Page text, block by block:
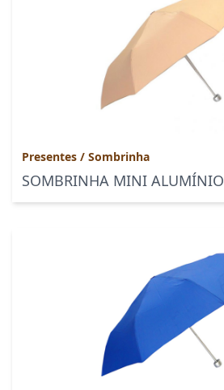
Presentes / Sombrinha
SOMBRINHA MINI ALUMÍNIO